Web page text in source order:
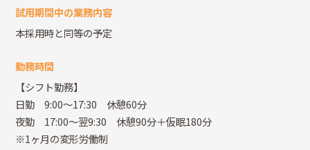
試用期間中の業務内容
本採用時と同等の予定
勤務時間
【シフト勤務】
日勤 9:00～17:30 休憩60分
夜勤 17:00～翌9:30 休憩90分＋仮眠180分
※1ヶ月の変形労働制